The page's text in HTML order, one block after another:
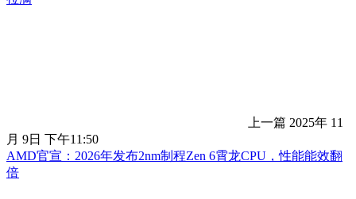
上一篇 2025年 11
月 9日 下午11:50
AMD官宣：2026年发布2nm制程Zen 6霄龙CPU，性能能效翻
倍